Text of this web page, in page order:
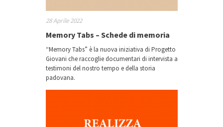
28 Aprile 2022
Memory Tabs – Schede di memoria
“Memory Tabs” è la nuova iniziativa di Progetto
Giovani che raccoglie documentari di intervista a
testimoni del nostro tempo e della storia
padovana.